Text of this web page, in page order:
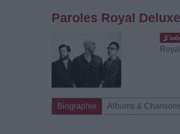
Paroles Royal
Biographie Albums & Chansons